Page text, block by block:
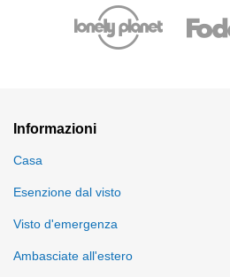
Informazioni
Casa
Esenzione dal visto
Visto d'emergenza
Ambasciate all'estero